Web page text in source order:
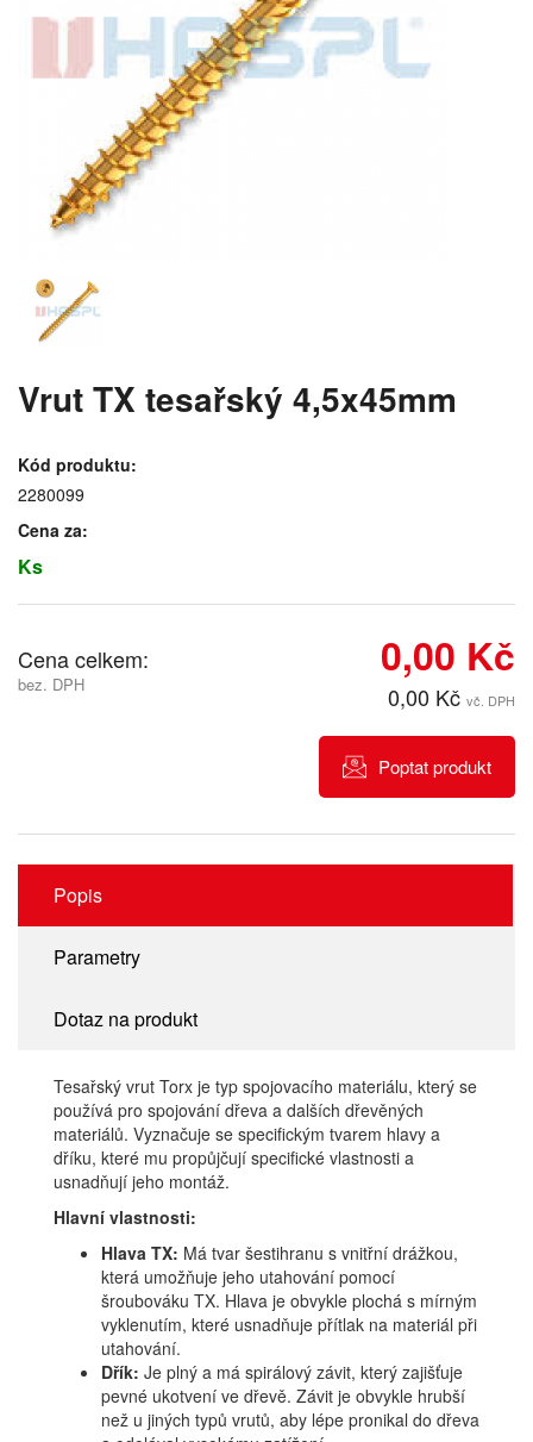
Vrut TX tesařský 4,5x45mm
Kód produktu:
2280099
Cena za:
Ks
Cena celkem:
bez. DPH
0,00 Kč
0,00 Kč vč. DPH
Poptat produkt
Popis
Parametry
Dotaz na produkt
Tesařský vrut Torx je typ spojovacího materiálu, který se
používá pro spojování dřeva a dalších dřevěných
materiálů. Vyznačuje se specifickým tvarem hlavy a
dříku, které mu propůjčují specifické vlastnosti a
usnadňují jeho montáž.
Hlavní vlastnosti:
Hlava TX: Má tvar šestihranu s vnitřní drážkou,
která umožňuje jeho utahování pomocí
šroubováku TX. Hlava je obvykle plochá s mírným
vyklenutím, které usnadňuje přítlak na materiál při
utahování.
Dřík: Je plný a má spirálový závit, který zajišťuje
pevné ukotvení ve dřevě. Závit je obvykle hrubší
než u jiných typů vrutů, aby lépe pronikal do dřeva